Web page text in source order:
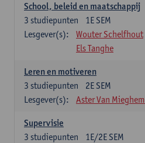
School, beleid en maatschappij
1E SEM
3 studiepunten
Lesgever(s):
Wouter Schelfhout
Els Tanghe
Leren en motiveren
2E SEM
3 studiepunten
Lesgever(s):
Aster Van Mieghem
Supervisie
1E/2E SEM
3 studiepunten